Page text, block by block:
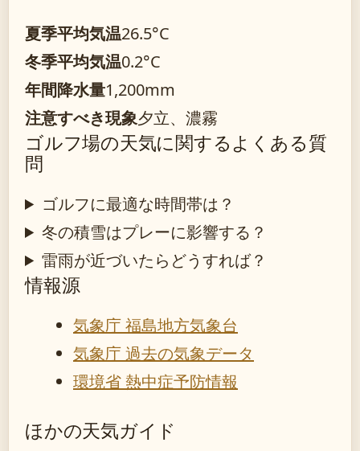
夏季平均気温26.5°C
冬季平均気温0.2°C
年間降水量1,200mm
注意すべき現象夕立、濃霧
ゴルフ場の天気に関するよくある質
問
ゴルフに最適な時間帯は？
冬の積雪はプレーに影響する？
雷雨が近づいたらどうすれば？
情報源
気象庁 福島地方気象台
気象庁 過去の気象データ
環境省 熱中症予防情報
ほかの天気ガイド